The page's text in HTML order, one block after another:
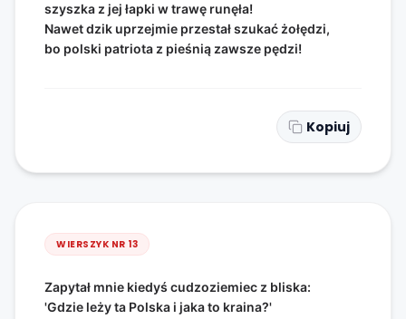
szyszka z jej łapki w trawę runęła!
Nawet dzik uprzejmie przestał szukać żołędzi,
bo polski patriota z pieśnią zawsze pędzi!
Kopiuj
WIERSZYK NR 13
Zapytał mnie kiedyś cudzoziemiec z bliska:
'Gdzie leży ta Polska i jaka to kraina?'